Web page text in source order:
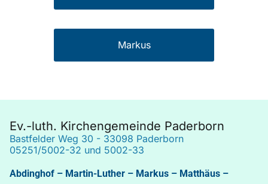
Markus
Ev.-luth. Kirchengemeinde Paderborn
Bastfelder Weg 30 - 33098 Paderborn
05251/5002-32 und 5002-33
Abdinghof – Martin-Luther – Markus – Matthäus –